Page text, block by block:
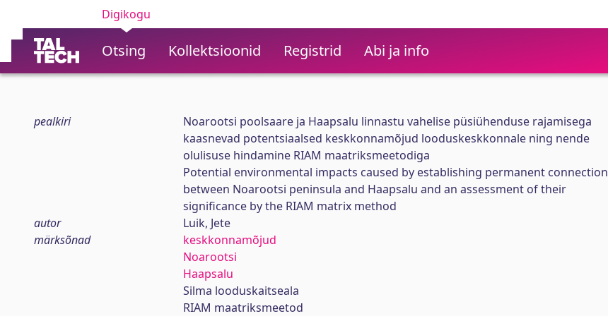
Digikogu
Otsing Kollektsioonid Registrid Abi ja info
pealkiri
Noarootsi poolsaare ja Haapsalu linnastu vahelise püsiühenduse rajamisega
kaasnevad potentsiaalsed keskkonnamõjud looduskeskkonnale ning nende
olulisuse hindamine RIAM maatriksmeetodiga
Potential environmental impacts caused by establishing permanent connection
between Noarootsi peninsula and Haapsalu and an assessment of their
significance by the RIAM matrix method
autor
Luik, Jete
märksõnad
keskkonnamõjud
Noarootsi
Haapsalu
Silma looduskaitseala
RIAM maatriksmeetod